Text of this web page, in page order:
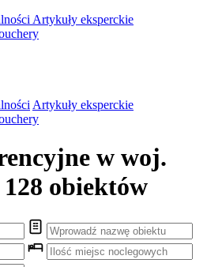
Artykuły eksperckie
Artykuły eksperckie
w woj.
obiektów